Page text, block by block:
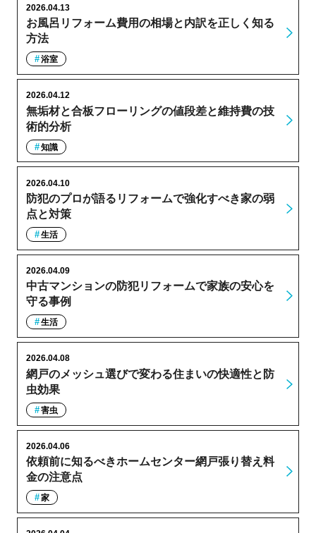
お風呂リフォーム費用の相場と内訳を正しく知る
方法
2026.04.13
浴室
無垢材と合板フローリングの値段差と維持費の技
術的分析
2026.04.12
知識
防犯のプロが語るリフォームで強化すべき家の弱
点と対策
2026.04.10
生活
中古マンションの防犯リフォームで家族の安心を
守る事例
2026.04.09
生活
網戸のメッシュ選びで変わる住まいの快適性と防
虫効果
2026.04.08
害虫
依頼前に知るべきホームセンター網戸張り替え料
金の注意点
2026.04.06
家